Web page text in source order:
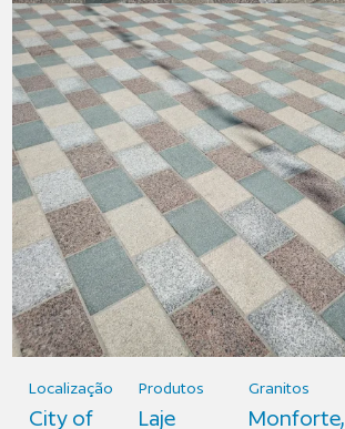
Localização
City of
Produtos
Laje
Granitos
Monforte,